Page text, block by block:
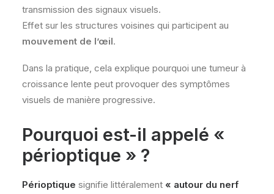
transmission des signaux visuels.
Effet sur les structures voisines qui participent au
mouvement de l’œil.
Dans la pratique, cela explique pourquoi une tumeur à
croissance lente peut provoquer des symptômes
visuels de manière progressive.
Pourquoi est-il appelé «
périoptique » ?
Périoptique signifie littéralement « autour du nerf